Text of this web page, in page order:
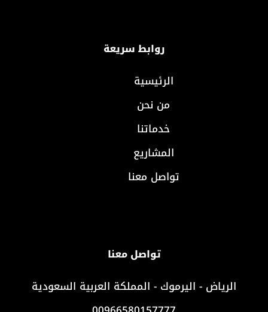
روابط سريعة
الرئيسية
من نحن
خدماتنا
المشاريع
تواصل معنا
تواصل معنا
الرياض - اليرموك - المملكة العربية السعودية